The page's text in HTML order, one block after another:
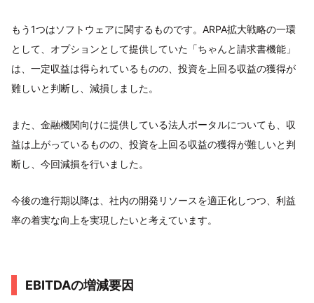
もう1つはソフトウェアに関するものです。ARPA拡大戦略の一環
として、オプションとして提供していた「ちゃんと請求書機能」
は、一定収益は得られているものの、投資を上回る収益の獲得が
難しいと判断し、減損しました。
また、金融機関向けに提供している法人ポータルについても、収
益は上がっているものの、投資を上回る収益の獲得が難しいと判
断し、今回減損を行いました。
今後の進行期以降は、社内の開発リソースを適正化しつつ、利益
率の着実な向上を実現したいと考えています。
EBITDAの増減要因